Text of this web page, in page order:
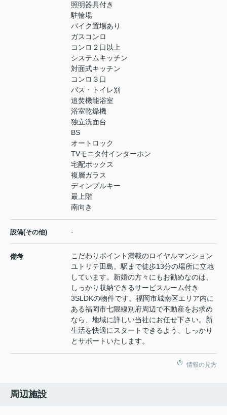
照明器具付き
駐輪場
バイク置場あり
ガスコンロ
コンロ２口以上
システムキッチン
対面式キッチン
コンロ３口
バス・トイレ別
追焚機能浴室
浴室乾燥機
独立洗面台
BS
オートロック
TVモニタ付インターホン
宅配ボックス
複層ガラス
ディンプルキー
最上階
南向き
設備(その他) -
備考
こだわりポイント満載のロイヤルマンション
ユトリテ田島。駅まで徒歩13分の場所に立地
しています。新婚の方々にもお勧めなのは、
しっかり収納できるサービスルーム付き
3SLDKの物件です。福岡市城南区エリア内に
ある福岡市七隈線別府周辺で不動産をお求め
なら、地域に詳しい当社にお任せ下さい。新
生活を快適にスタートできるよう、しっかり
とサポートいたします。
情報の見方
周辺施設